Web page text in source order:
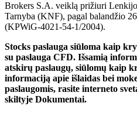
Brokers S.A. veiklą prižiuri
Tarnyba (KNF), pagal balandžio
(KPWiG-4021-54-1/2004).
Stocks paslauga siūloma kaip
su paslauga CFD. Išsamią
atskirų paslaugų, siūlomų kaip
informaciją apie išlaidas bei
paslaugomis, rasite interneto
skiltyje Dokumentai.